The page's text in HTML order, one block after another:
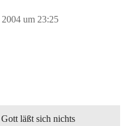
um 23:25
läßt sich nichts